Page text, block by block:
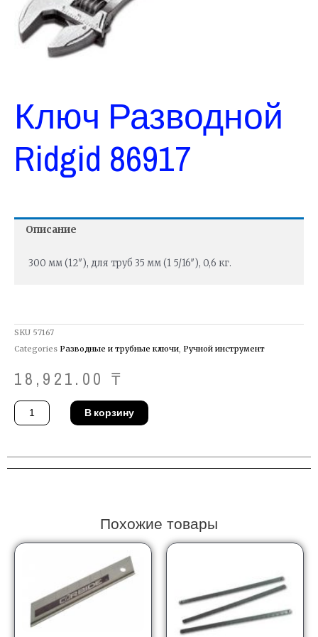
Ключ Разводной
Ridgid 86917
Описание
300 мм (12″), для труб 35 мм (1 5/16″), 0,6 кг.
SKU 57167
Categories Разводные и трубные ключи, Ручной инструмент
18,921.00 ₸
Количество
товара
Ключ
В корзину
Похожие товары